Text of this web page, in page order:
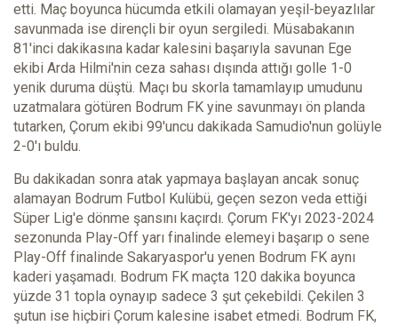
etti. Maç boyunca hücumda etkili olamayan yeşil-beyazlılar
savunmada ise dirençli bir oyun sergiledi. Müsabakanın
81'inci dakikasına kadar kalesini başarıyla savunan Ege
ekibi Arda Hilmi'nin ceza sahası dışında attığı golle 1-0
yenik duruma düştü. Maçı bu skorla tamamlayıp umudunu
uzatmalara götüren Bodrum FK yine savunmayı ön planda
tutarken, Çorum ekibi 99'uncu dakikada Samudio'nun golüyle
2-0'ı buldu.
Bu dakikadan sonra atak yapmaya başlayan ancak sonuç
alamayan Bodrum Futbol Kulübü, geçen sezon veda ettiği
Süper Lig'e dönme şansını kaçırdı. Çorum FK'yı 2023-2024
sezonunda Play-Off yarı finalinde elemeyi başarıp o sene
Play-Off finalinde Sakaryaspor'u yenen Bodrum FK aynı
kaderi yaşamadı. Bodrum FK maçta 120 dakika boyunca
yüzde 31 topla oynayıp sadece 3 şut çekebildi. Çekilen 3
şutun ise hiçbiri Çorum kalesine isabet etmedi. Bodrum FK,